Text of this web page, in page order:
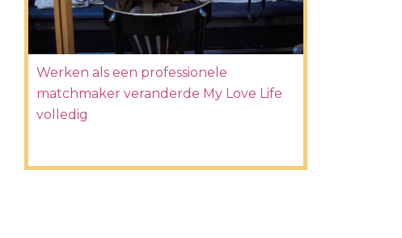
Werken als een professionele
matchmaker veranderde My Love Life
volledig